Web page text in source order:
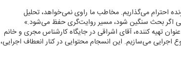
احترام می‌گذاریم. مخاطب ما راوی نمی‌خواهد، تحلیل
اگر بحث سنگین شود، مسیر روایت‌گری حفظ می‌شود.»
تهیه كننده، آقای اشراقی در جایگاه كارشناس مجری و خانم
اجرایی می‌سازیم. این انسجام محتوایی در كنار انعطاف اجرایی،